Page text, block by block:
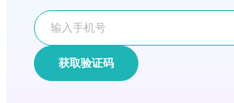
获取验证码